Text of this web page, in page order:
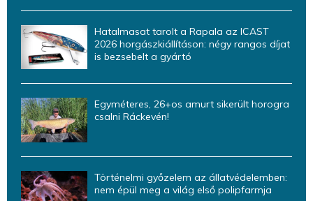
Hatalmasat tarolt a Rapala az ICAST
2026 horgászkiállításon: négy rangos díjat
is bezsebelt a gyártó
Egyméteres, 26+os amurt sikerült horogra
csalni Ráckevén!
Történelmi győzelem az állatvédelemben:
nem épül meg a világ első polipfarmja